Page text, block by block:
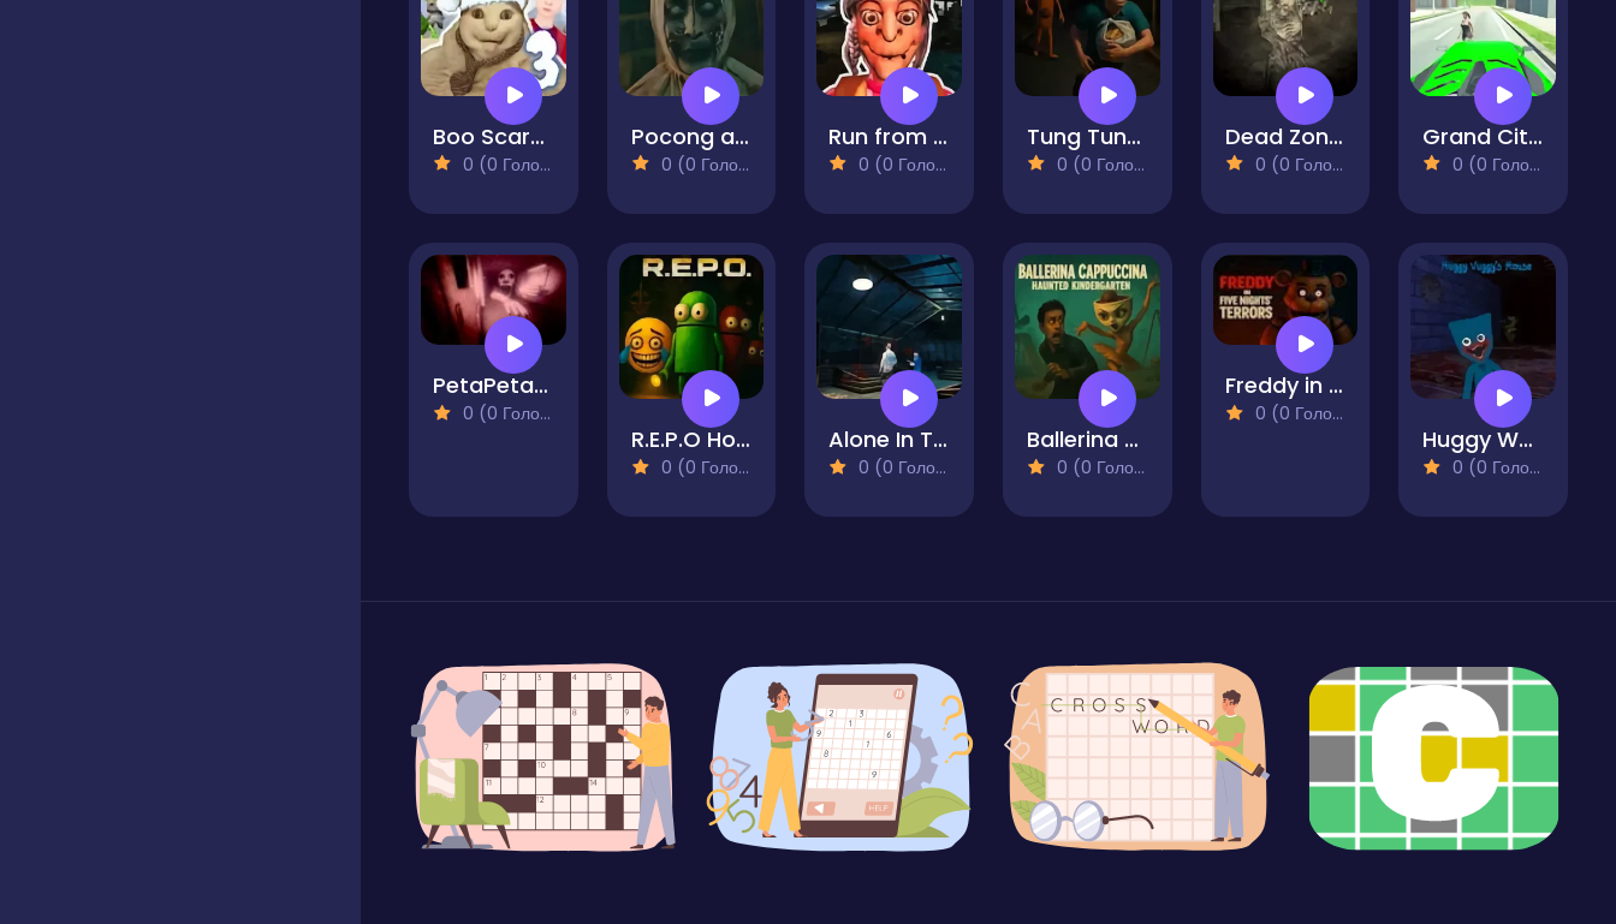
Boo Scared 3 New Year with Schoolboy
0 (0 Голосів)
Pocong and Kuntilanak Terror Horror
0 (0 Голосів)
Run from Baba Yaga
0 (0 Голосів)
Tung Tung Sahur Midnight Terror
0 (0 Голосів)
Dead Zone Adventure
0 (0 Голосів)
Grand City Driving 2
0 (0 Голосів)
PetaPeta Nightmare School
0 (0 Голосів)
R.E.P.O Horror Escape
0 (0 Голосів)
Alone In The Evil Mansion
0 (0 Голосів)
Ballerina Cappuccina Haunted Kindergarten
0 (0 Голосів)
Freddy in Five Nights Terrors
0 (0 Голосів)
Huggy Wuggy's House
0 (0 Голосів)